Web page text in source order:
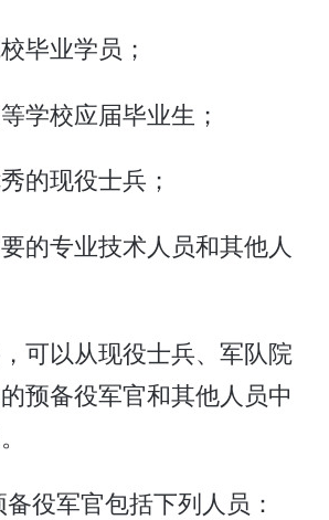
毕业学员；
学校应届毕业生；
的现役士兵；
要的专业技术人员和其他人
可以从现役士兵、军队院
预备役军官和其他人员中
役军官包括下列人员：